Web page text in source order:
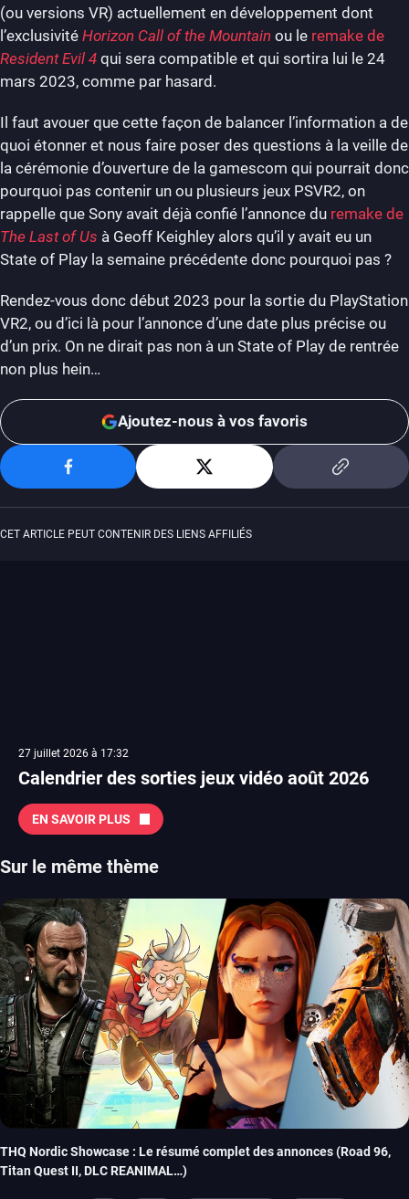
(ou versions VR) actuellement en développement dont
l’exclusivité Horizon Call of the Mountain ou le remake de
Resident Evil 4 qui sera compatible et qui sortira lui le 24
mars 2023, comme par hasard.
Il faut avouer que cette façon de balancer l’information a de
quoi étonner et nous faire poser des questions à la veille de
la cérémonie d’ouverture de la gamescom qui pourrait donc
pourquoi pas contenir un ou plusieurs jeux PSVR2, on
rappelle que Sony avait déjà confié l’annonce du remake de
The Last of Us à Geoff Keighley alors qu’il y avait eu un
State of Play la semaine précédente donc pourquoi pas ?
Rendez-vous donc début 2023 pour la sortie du PlayStation
VR2, ou d’ici là pour l’annonce d’une date plus précise ou
d’un prix. On ne dirait pas non à un State of Play de rentrée
non plus hein…
Ajoutez-nous à vos favoris
CET ARTICLE PEUT CONTENIR DES LIENS AFFILIÉS
27 juillet 2026 à 17:32
Calendrier des sorties jeux vidéo août 2026
EN SAVOIR PLUS
Sur le même thème
THQ Nordic Showcase : Le résumé complet des annonces (Road 96,
Titan Quest II, DLC REANIMAL…)